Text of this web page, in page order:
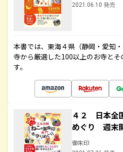
2021.06.10 発売
本書では、東海４県（静岡・愛知
寺から厳選した100以上のお寺と
す。
４２ 日本全
めぐり 週末
御朱印